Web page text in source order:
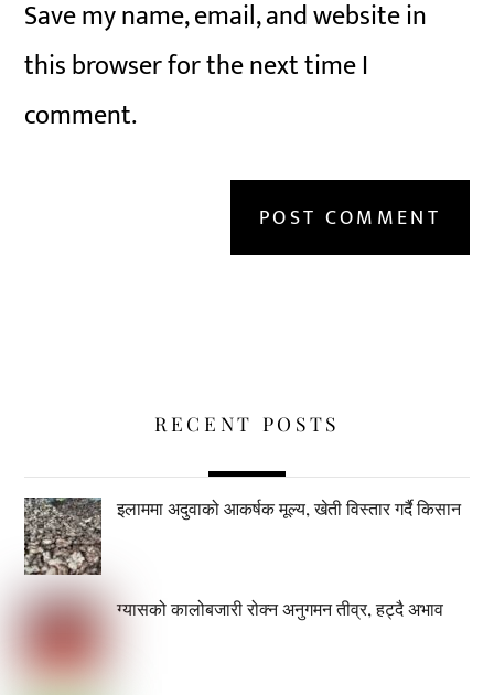
Save my name, email, and website in
this browser for the next time I
comment.
RECENT POSTS
इलाममा अदुवाको आकर्षक मूल्य, खेती विस्तार गर्दै किसान
ग्यासको कालोबजारी रोक्न अनुगमन तीव्र, हट्दै अभाव